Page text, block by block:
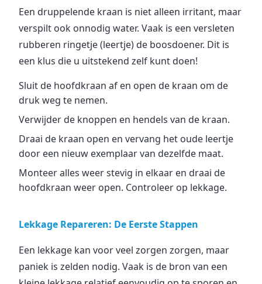
Een druppelende kraan is niet alleen irritant, maar
verspilt ook onnodig water. Vaak is een versleten
rubberen ringetje (leertje) de boosdoener. Dit is
een klus die u uitstekend zelf kunt doen!
Sluit de hoofdkraan af en open de kraan om de
druk weg te nemen.
Verwijder de knoppen en hendels van de kraan.
Draai de kraan open en vervang het oude leertje
door een nieuw exemplaar van dezelfde maat.
Monteer alles weer stevig in elkaar en draai de
hoofdkraan weer open. Controleer op lekkage.
Lekkage Repareren: De Eerste Stappen
Een lekkage kan voor veel zorgen zorgen, maar
paniek is zelden nodig. Vaak is de bron van een